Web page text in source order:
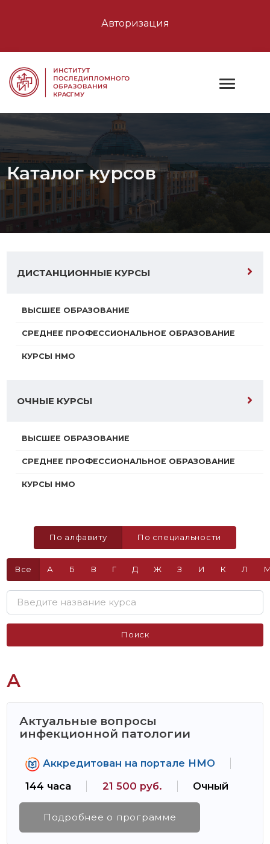
Авторизация
Каталог курсов
ДИСТАНЦИОННЫЕ КУРСЫ
ВЫСШЕЕ ОБРАЗОВАНИЕ
СРЕДНЕЕ ПРОФЕССИОНАЛЬНОЕ ОБРАЗОВАНИЕ
КУРСЫ НМО
ОЧНЫЕ КУРСЫ
ВЫСШЕЕ ОБРАЗОВАНИЕ
СРЕДНЕЕ ПРОФЕССИОНАЛЬНОЕ ОБРАЗОВАНИЕ
КУРСЫ НМО
По алфавиту По специальности
Все А Б В Г Д Ж З И К Л
Поиск
А
Актуальные вопросы
инфекционной патологии
Аккредитован на портале НМО
144 часа
21 500 руб. Очный
Подробнее о программе